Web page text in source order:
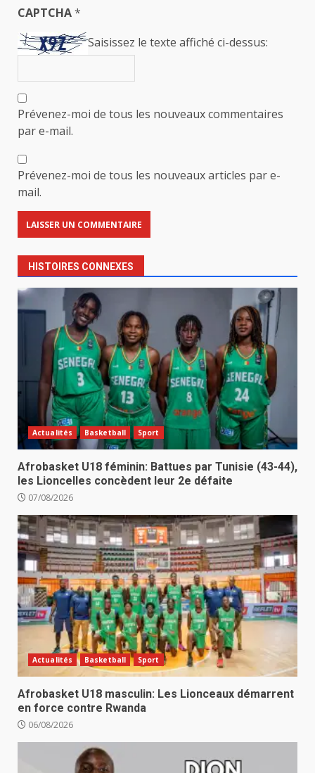
CAPTCHA*
Saisissez le texte affiché ci-dessus:
Prévenez-moi de tous les nouveaux commentaires
par e-mail.
Prévenez-moi de tous les nouveaux articles par e-
mail.
HISTOIRES CONNEXES
Actualités Basketball Sport
Afrobasket U18 féminin: Battues par Tunisie (43-44),
les Lioncelles concèdent leur 2e défaite
07/08/2026
Actualités Basketball Sport
Afrobasket U18 masculin: Les Lionceaux démarrent
en force contre Rwanda
06/08/2026